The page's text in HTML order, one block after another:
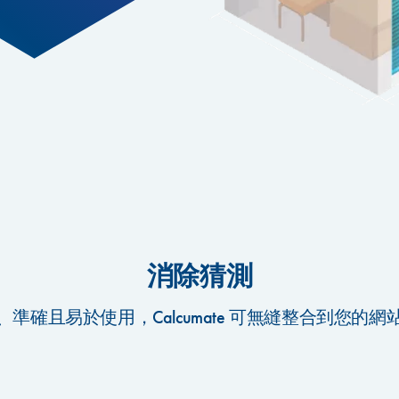
消除猜測
準確且易於使用，Calcumate 可無縫整合到您的網